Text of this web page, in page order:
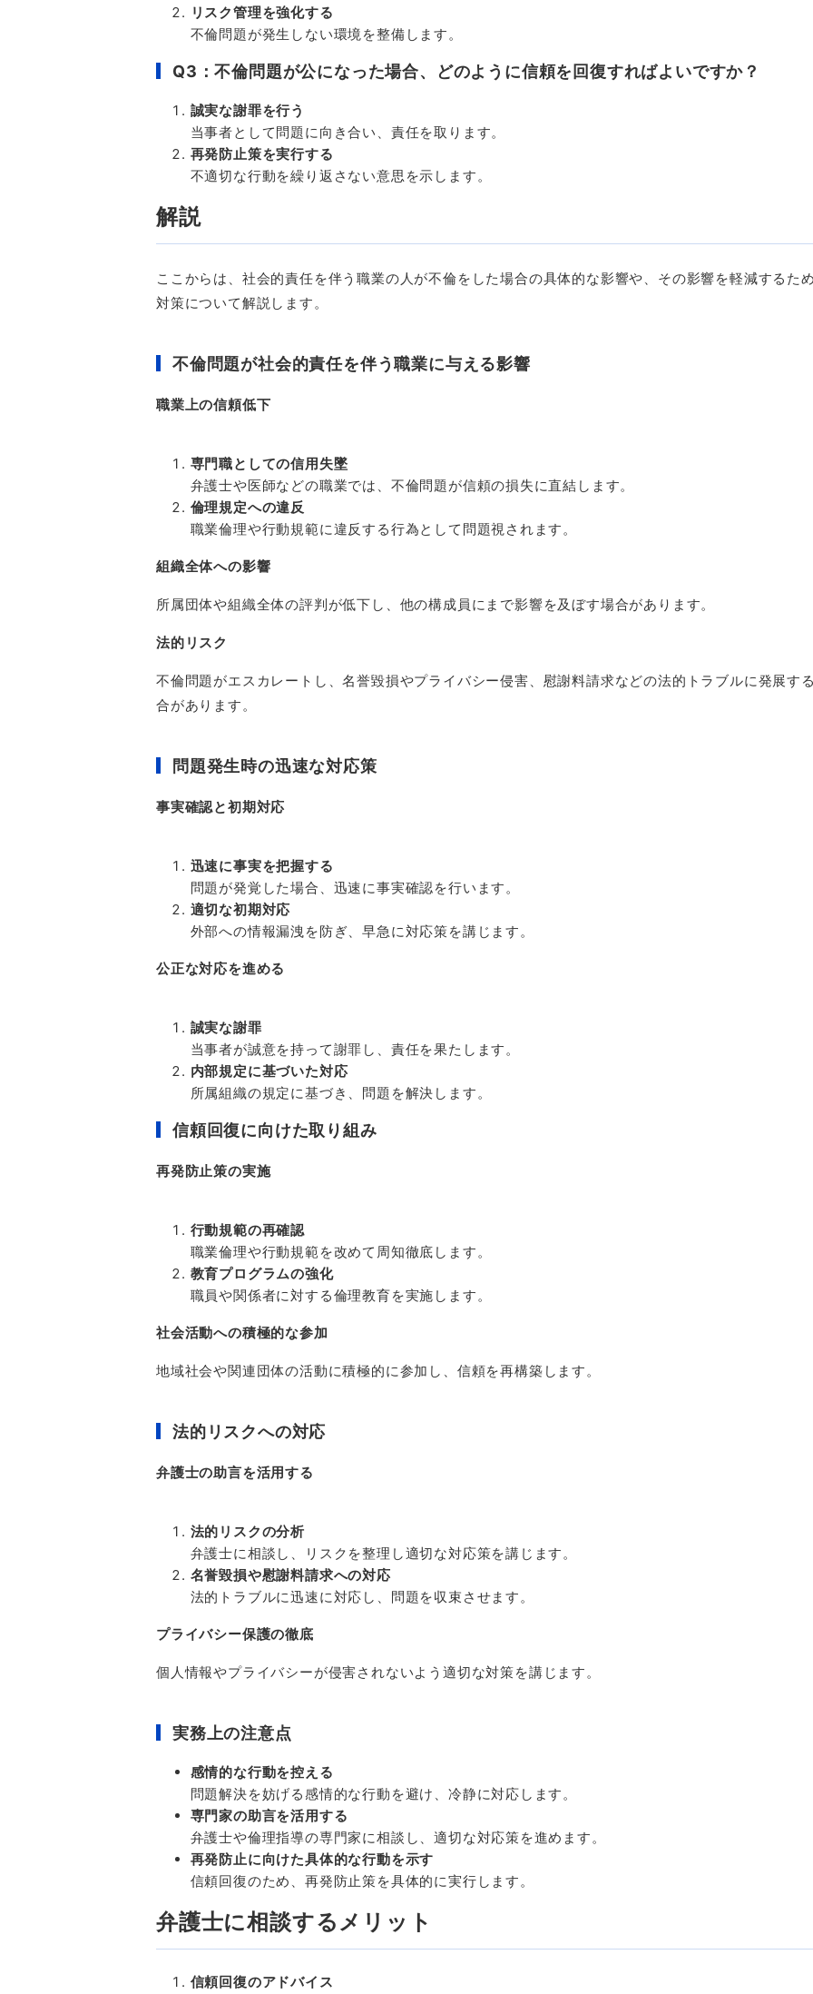
リスク管理を強化する
不倫問題が発生しない環境を整備します。
Q3 ：不倫問題が公になった場合、どのように信頼を回復すればよいですか？
誠実な謝罪を行う
当事者として問題に向き合い、責任を取ります。
再発防止策を実行する
不適切な行動を繰り返さない意思を示します。
解説
ここからは、社会的責任を伴う職業の人が不倫をした場合の具体的な影響や、その影響を軽減するた
対策について解説します。
不倫問題が社会的責任を伴う職業に与える影響
職業上の信頼低下
専門職としての信用失墜
弁護士や医師などの職業では、不倫問題が信頼の損失に直結します。
倫理規定への違反
職業倫理や行動規範に違反する行為として問題視されます。
組織全体への影響
所属団体や組織全体の評判が低下し、他の構成員にまで影響を及ぼす場合があります。
法的リスク
不倫問題がエスカレートし、名誉毀損やプライバシー侵害、慰謝料請求などの法的トラブルに発展す
合があります。
問題発生時の迅速な対応策
事実確認と初期対応
迅速に事実を把握する
問題が発覚した場合、迅速に事実確認を行います。
適切な初期対応
外部への情報漏洩を防ぎ、早急に対応策を講じます。
公正な対応を進める
誠実な謝罪
当事者が誠意を持って謝罪し、責任を果たします。
内部規定に基づいた対応
所属組織の規定に基づき、問題を解決します。
信頼回復に向けた取り組み
再発防止策の実施
行動規範の再確認
職業倫理や行動規範を改めて周知徹底します。
教育プログラムの強化
職員や関係者に対する倫理教育を実施します。
社会活動への積極的な参加
地域社会や関連団体の活動に積極的に参加し、信頼を再構築します。
法的リスクへの対応
弁護士の助言を活用する
法的リスクの分析
弁護士に相談し、リスクを整理し適切な対応策を講じます。
名誉毀損や慰謝料請求への対応
法的トラブルに迅速に対応し、問題を収束させます。
プライバシー保護の徹底
個人情報やプライバシーが侵害されないよう適切な対策を講じます。
実務上の注意点
感情的な行動を控える
問題解決を妨げる感情的な行動を避け、冷静に対応します。
専門家の助言を活用する
弁護士や倫理指導の専門家に相談し、適切な対応策を進めます。
再発防止に向けた具体的な行動を示す
信頼回復のため、再発防止策を具体的に実行します。
弁護士に相談するメリット
信頼回復のアドバイス